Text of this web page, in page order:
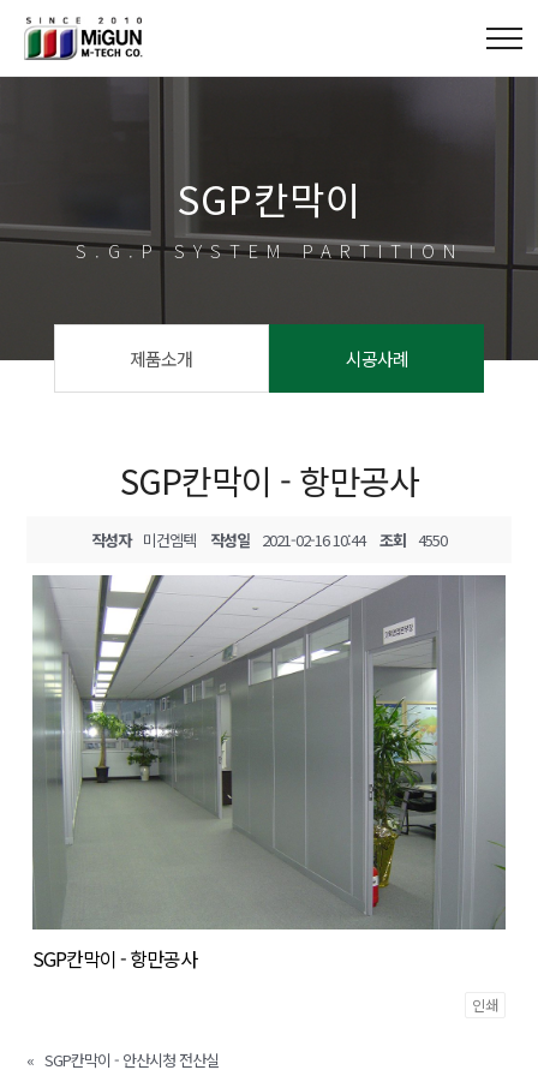
SGP칸막이
S.G.P SYSTEM PARTITION
제품소개 시공사례
SGP칸막이 - 항만공사
작성자 미건엠텍 작성일 2021-02-16 10:44 조회 4550
SGP칸막이 - 항만공사
인쇄
« SGP칸막이 - 안산시청 전산실